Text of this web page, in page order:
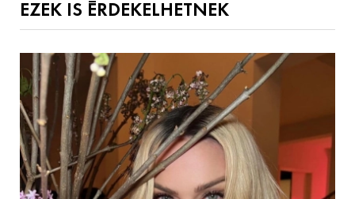
EZEK IS ÉRDEKELHETNEK